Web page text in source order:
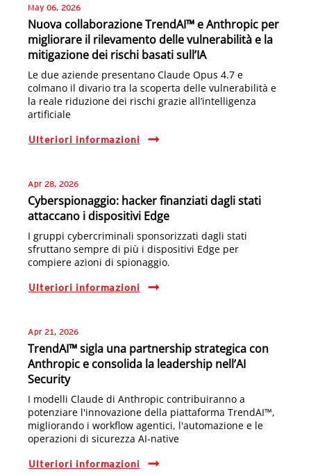
May 06, 2026
Nuova collaborazione TrendAI™ e Anthropic per
migliorare il rilevamento delle vulnerabilità e la
mitigazione dei rischi basati sull’IA
Le due aziende presentano Claude Opus 4.7 e
colmano il divario tra la scoperta delle vulnerabilità e
la reale riduzione dei rischi grazie all’intelligenza
artificiale
Ulteriori informazioni
Apr 28, 2026
Cyberspionaggio: hacker finanziati dagli stati
attaccano i dispositivi Edge
I gruppi cybercriminali sponsorizzati dagli stati
sfruttano sempre di più i dispositivi Edge per
compiere azioni di spionaggio.
Ulteriori informazioni
Apr 21, 2026
TrendAI™ sigla una partnership strategica con
Anthropic e consolida la leadership nell’AI
Security
I modelli Claude di Anthropic contribuiranno a
potenziare l'innovazione della piattaforma TrendAI™,
migliorando i workflow agentici, l'automazione e le
operazioni di sicurezza AI-native
Ulteriori informazioni